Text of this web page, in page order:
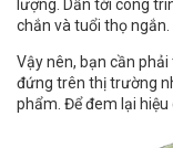
lượng. Dẫn tới công
chắn và tuổi thọ ngắn.
Vậy nên, bạn cần
đứng trên thị trường
phẩm. Để đem lại